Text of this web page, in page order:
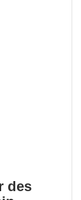
des